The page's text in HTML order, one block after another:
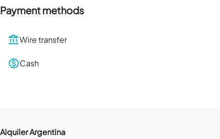
Payment methods
Wire transfer
Cash
Alquiler Argentina